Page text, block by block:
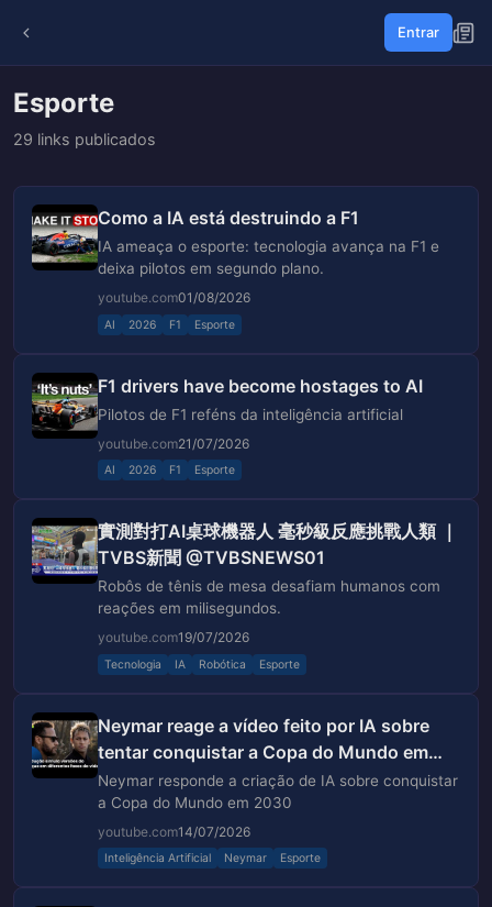
Entrar
Esporte
29 links publicados
Como a IA está destruindo a F1
IA ameaça o esporte: tecnologia avança na F1 e
deixa pilotos em segundo plano.
youtube.com01/08/2026
AI 2026 F1 Esporte
F1 drivers have become hostages to AI
Pilotos de F1 reféns da inteligência artificial
youtube.com21/07/2026
AI 2026 F1 Esporte
實測對打AI桌球機器人 毫秒級反應挑戰人類 ｜
TVBS新聞 @TVBSNEWS01
Robôs de tênis de mesa desafiam humanos com
reações em milisegundos.
youtube.com19/07/2026
Tecnologia IA Robótica Esporte
Neymar reage a vídeo feito por IA sobre
tentar conquistar a Copa do Mundo em
2030
Neymar responde a criação de IA sobre conquistar
a Copa do Mundo em 2030
youtube.com14/07/2026
Inteligência Artificial Neymar Esporte